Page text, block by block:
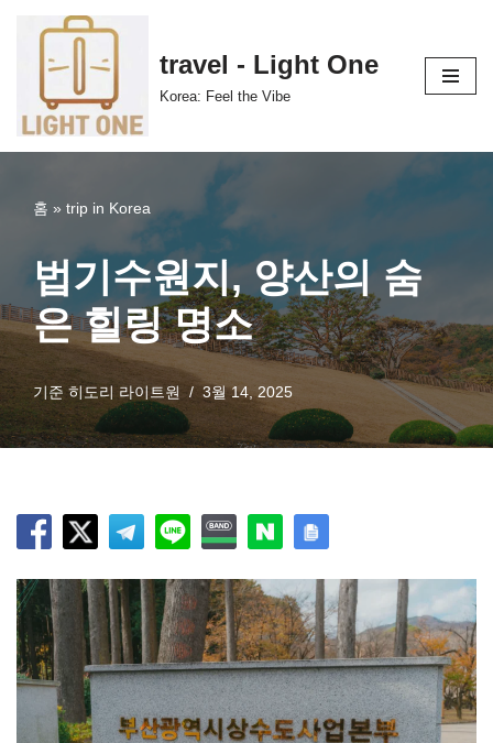
츠
로
travel - Light One
Korea: Feel the Vibe
홈 » trip in Korea
법기수원지, 양산의 숨
은 힐링 명소
기준 히도리 라이트원 3월 14, 2025